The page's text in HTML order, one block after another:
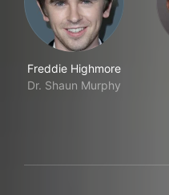
Freddie Highmore
Dr. Shaun Murphy